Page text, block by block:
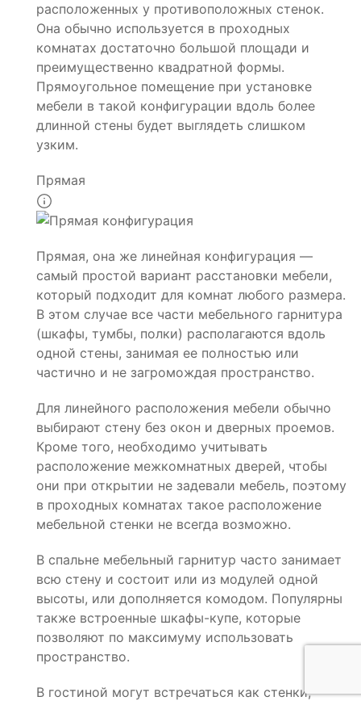
расположенных у противоположных стенок.
Она обычно используется в проходных
комнатах достаточно большой площади и
преимущественно квадратной формы.
Прямоугольное помещение при установке
мебели в такой конфигурации вдоль более
длинной стены будет выглядеть слишком
узким.
Прямая
Прямая, она же линейная конфигурация —
самый простой вариант расстановки мебели,
который подходит для комнат любого размера.
В этом случае все части мебельного гарнитура
(шкафы, тумбы, полки) располагаются вдоль
одной стены, занимая ее полностью или
частично и не загромождая пространство.
Для линейного расположения мебели обычно
выбирают стену без окон и дверных проемов.
Кроме того, необходимо учитывать
расположение межкомнатных дверей, чтобы
они при открытии не задевали мебель, поэтому
в проходных комнатах такое расположение
мебельной стенки не всегда возможно.
В спальне мебельный гарнитур часто занимает
всю стену и состоит или из модулей одной
высоты, или дополняется комодом. Популярны
также встроенные шкафы-купе, которые
позволяют по максимуму использовать
пространство.
В гостиной могут встречаться как стенки,